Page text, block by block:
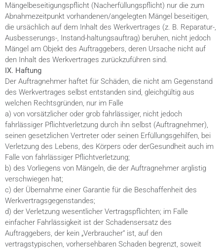
Mängelbeseitigungspflicht (Nacherfüllungspflicht) nur die zum
Abnahmezeitpunkt vorhandenen/angelegten Mängel beseitigen,
die ursächlich auf dem Inhalt des Werkvertrages (z. B. Reparatur-,
Ausbesserungs-, Instand-haltungsauftrag) beruhen, nicht jedoch
Mängel am Objekt des Auftraggebers, deren Ursache nicht auf
den Inhalt des Werkvertrages zurückzuführen sind.
IX. Haftung
Der Auftragnehmer haftet für Schäden, die nicht am Gegenstand
des Werkvertrages selbst entstanden sind, gleichgültig aus
welchen Rechtsgründen, nur im Falle
a) von vorsätzlicher oder grob fahrlässiger, nicht jedoch
fahrlässiger Pflichtverletzung durch ihn selbst (Auftragnehmer),
seinen gesetzlichen Vertreter oder seinen Erfüllungsgehilfen, bei
Verletzung des Lebens, des Körpers oder derGesundheit auch im
Falle von fahrlässiger Pflichtverletzung;
b) des Vorliegens von Mängeln, die der Auftragnehmer arglistig
verschwiegen hat;
c) der Übernahme einer Garantie für die Beschaffenheit des
Werkvertragsgegenstandes;
d) der Verletzung wesentlicher Vertragspflichten; im Falle
einfacher Fahrlässigkeit ist der Schadensersatz des
Auftraggebers, der kein „Verbraucher“ ist, auf den
vertragstypischen, vorhersehbaren Schaden begrenzt, soweit